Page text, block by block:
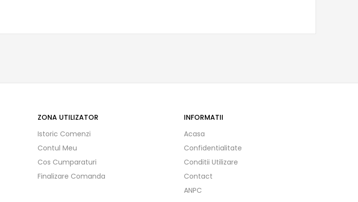
ZONA UTILIZATOR
Istoric Comenzi
Contul Meu
Cos Cumparaturi
Finalizare Comanda
INFORMATII
Acasa
Confidentialitate
Conditii Utilizare
Contact
ANPC